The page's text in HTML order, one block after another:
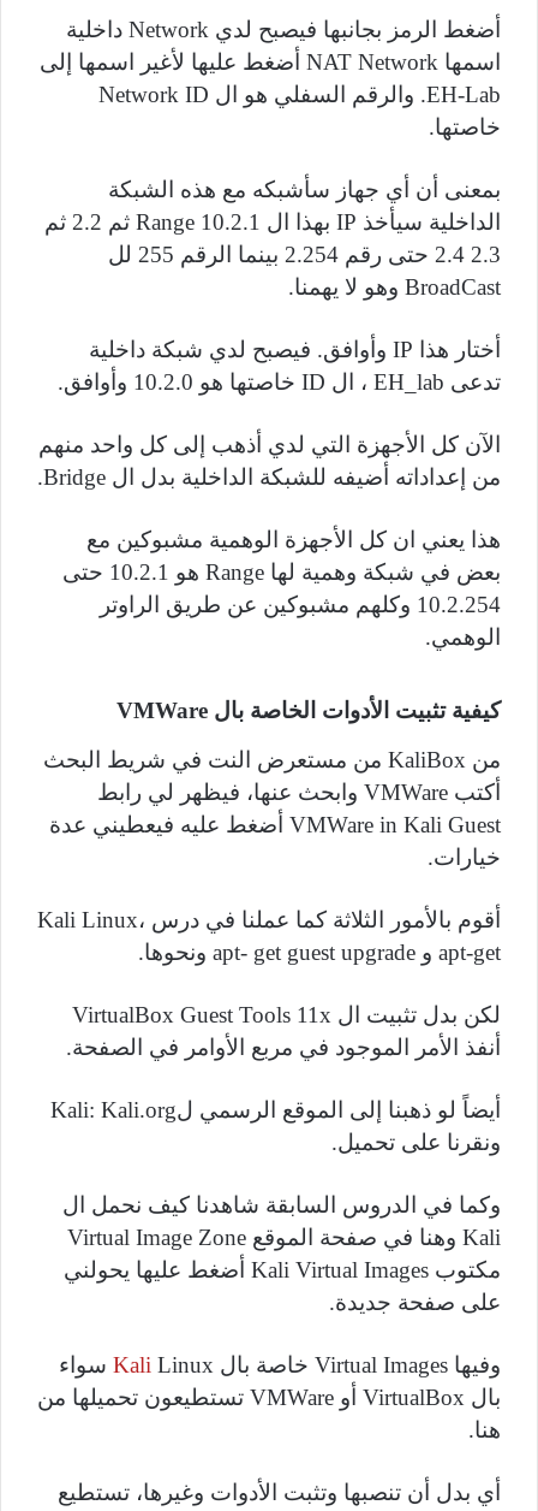
أضغط الرمز بجانبها فيصبح لدي Network داخلية
اسمها NAT Network أضغط عليها لأغير اسمها إلى
EH-Lab. والرقم السفلي هو ال Network ID
خاصتها.
بمعنى أن أي جهاز سأشبكه مع هذه الشبكة
الداخلية سيأخذ IP بهذا ال Range 10.2.1
ثم 2.2 ثم
2.3 2.4 حتى رقم 2.254 بينما الرقم 255 لل
BroadCast وهو لا يهمنا.
أختار هذا IP وأوافق. فيصبح لدي شبكة داخلية
تدعى EH_lab ، ال ID خاصتها هو 10.2.0 وأوافق.
الآن كل الأجهزة التي لدي أذهب إلى كل واحد منهم
من إعداداته أضيفه للشبكة الداخلية بدل ال Bridge
.
هذا يعني ان كل الأجهزة الوهمية مشبوكين مع
بعض في شبكة وهمية لها Range
هو 10.2.1 حتى
10.2.254 وكلهم مشبوكين عن طريق الراوتر
الوهمي.
كيفية تثبيت الأدوات الخاصة بال VMWare
من KaliBox من مستعرض النت في شريط البحث
أكتب VMWare وابحث عنها، فيظهر لي رابط
VMWare in Kali Guest أضغط عليه فيعطيني عدة
خيارات.
أقوم بالأمور الثلاثة كما عملنا في درس Kali Linux،
apt-get و apt- get guest upgrade ونحوها.
لكن بدل تثبيت ال VirtualBox Guest Tools 11x
أنفذ الأمر الموجود في مربع الأوامر في الصفحة.
أيضاً لو ذهبنا إلى الموقع الرسمي ل Kali: Kali.org
ونقرنا على تحميل.
وكما في الدروس السابقة شاهدنا كيف نحمل ال
Kali وهنا في صفحة الموقع Virtual Image Zone
مكتوب Kali Virtual Images أضغط عليها يحولني
على صفحة جديدة.
وفيها Virtual Images خاصة بال Kali Linux
سواء
بال VirtualBox أو VMWare تستطيعون تحميلها من
هنا.
أي بدل أن تنصبها وتثبت الأدوات وغيرها، تستطيع